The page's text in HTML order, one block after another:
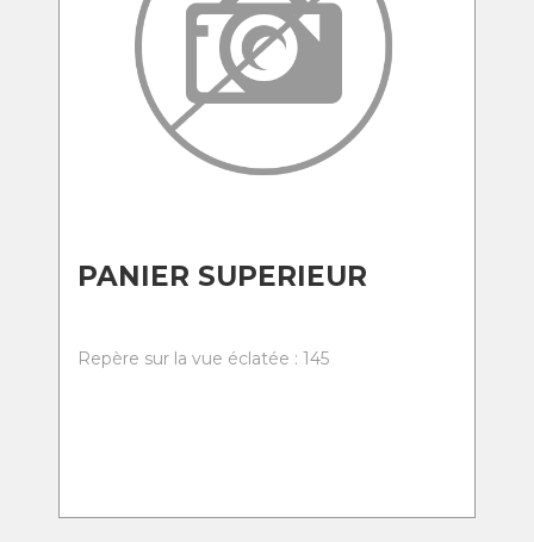
PANIER SUPERIEUR
Repère sur la vue éclatée : 145